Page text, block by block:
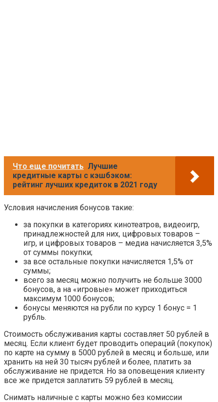
Что еще почитать Лучшие
кредитные карты с кэшбэком:
рейтинг лучших кредиток в 2021 году
Условия начисления бонусов такие:
за покупки в категориях кинотеатров, видеоигр,
принадлежностей для них, цифровых товаров –
игр, и цифровых товаров – медиа начисляется 3,5%
от суммы покупки;
за все остальные покупки начисляется 1,5% от
суммы;
всего за месяц можно получить не больше 3000
бонусов, а на «игровые» может приходиться
максимум 1000 бонусов;
бонусы меняются на рубли по курсу 1 бонус = 1
рубль.
Стоимость обслуживания карты составляет 50 рублей в
месяц. Если клиент будет проводить операций (покупок)
по карте на сумму в 5000 рублей в месяц и больше, или
хранить на ней 30 тысяч рублей и более, платить за
обслуживание не придется. Но за оповещения клиенту
все же придется заплатить 59 рублей в месяц.
Снимать наличные с карты можно без комиссии